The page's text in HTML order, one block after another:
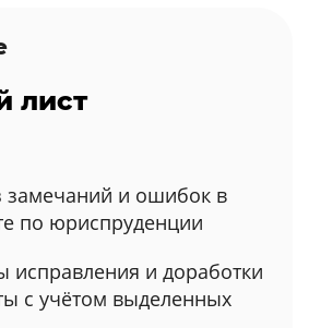
лист
замечаний и ошибок в
по юриспруденции
исправления и доработки
с учётом выделенных